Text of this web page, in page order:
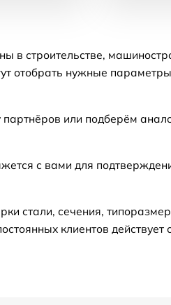
в строительстве,
отобрать нужные
или подберём
с вами для
стали, сечения,
клиентов действует